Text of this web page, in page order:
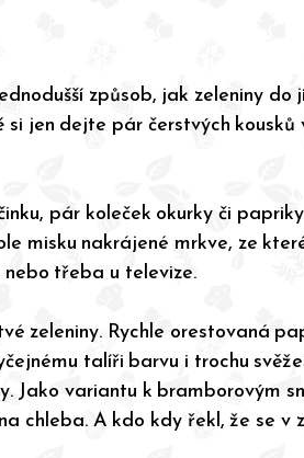
způsob, jak zeleniny do
jen dejte pár čerstvých kousků
pár koleček okurky či
misku nakrájené mrkve, ze
třeba u televize.
zeleniny. Rychle orestovaná
talíři barvu i trochu
Jako variantu k bramborovým
chleba. A kdo kdy řekl, že se v